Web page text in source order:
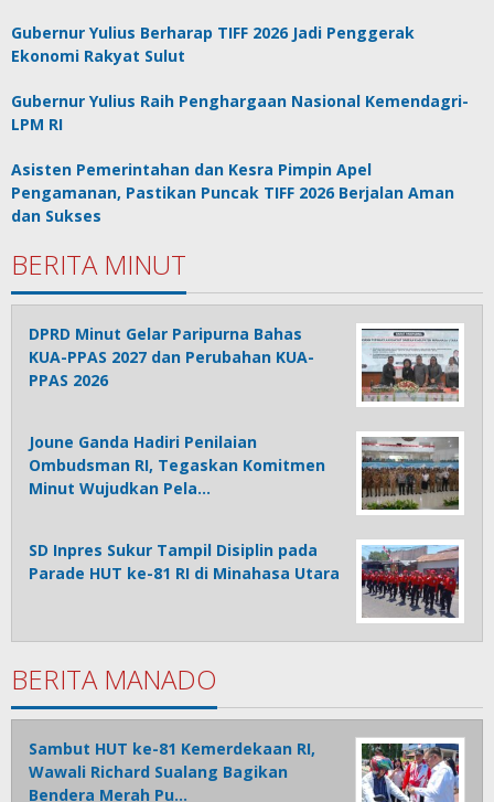
Gubernur Yulius Berharap TIFF 2026 Jadi Penggerak
Ekonomi Rakyat Sulut
Gubernur Yulius Raih Penghargaan Nasional Kemendagri-
LPM RI
Asisten Pemerintahan dan Kesra Pimpin Apel
Pengamanan, Pastikan Puncak TIFF 2026 Berjalan Aman
dan Sukses
BERITA MINUT
DPRD Minut Gelar Paripurna Bahas
KUA-PPAS 2027 dan Perubahan KUA-
PPAS 2026
Joune Ganda Hadiri Penilaian
Ombudsman RI, Tegaskan Komitmen
Minut Wujudkan Pela…
SD Inpres Sukur Tampil Disiplin pada
Parade HUT ke-81 RI di Minahasa Utara
BERITA MANADO
Sambut HUT ke-81 Kemerdekaan RI,
Wawali Richard Sualang Bagikan
Bendera Merah Pu…